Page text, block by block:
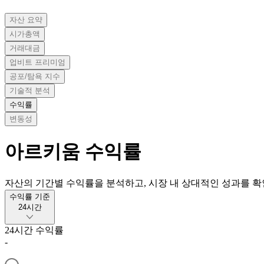
자산 요약
시가총액
거래대금
업비트 프리미엄
공포/탐욕 지수
기술적 분석
수익률
변동성
아르키움 수익률
자산의 기간별 수익률을 분석하고, 시장 내 상대적인 성과를
수익률 기준
24시간
24시간 수익률
-